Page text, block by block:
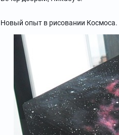
Картина с гигантским
Змееносца.
35х25 см.
Новый опыт в рисовании Космоса.